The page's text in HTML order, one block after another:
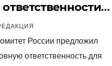
налогов
России предложил
ответственность для